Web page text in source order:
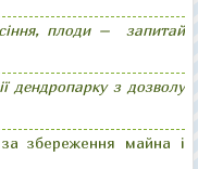
плоди – запитай
дендропарку з дозволу
збереження майна і